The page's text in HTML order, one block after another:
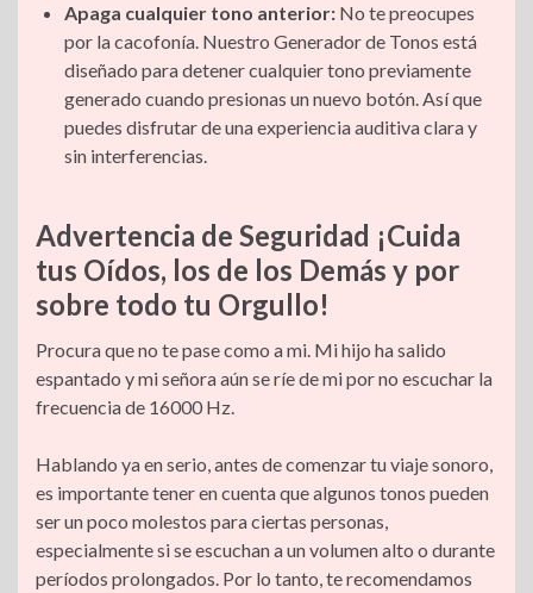
Apaga cualquier tono anterior: No te preocupes
por la cacofonía. Nuestro Generador de Tonos está
diseñado para detener cualquier tono previamente
generado cuando presionas un nuevo botón. Así que
puedes disfrutar de una experiencia auditiva clara y
sin interferencias.
Advertencia de Seguridad ¡Cuida
tus Oídos, los de los Demás y por
sobre todo tu Orgullo!
Procura que no te pase como a mi. Mi hijo ha salido
espantado y mi señora aún se ríe de mi por no escuchar la
frecuencia de 16000 Hz.
Hablando ya en serio, antes de comenzar tu viaje sonoro,
es importante tener en cuenta que algunos tonos pueden
ser un poco molestos para ciertas personas,
especialmente si se escuchan a un volumen alto o durante
períodos prolongados. Por lo tanto, te recomendamos